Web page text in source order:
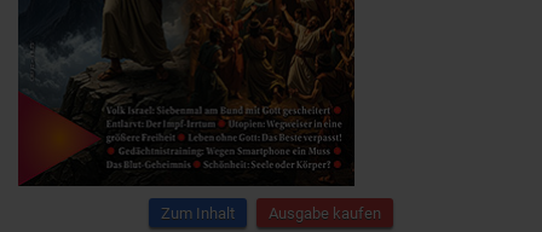
Zum Inhalt Ausgabe kaufen